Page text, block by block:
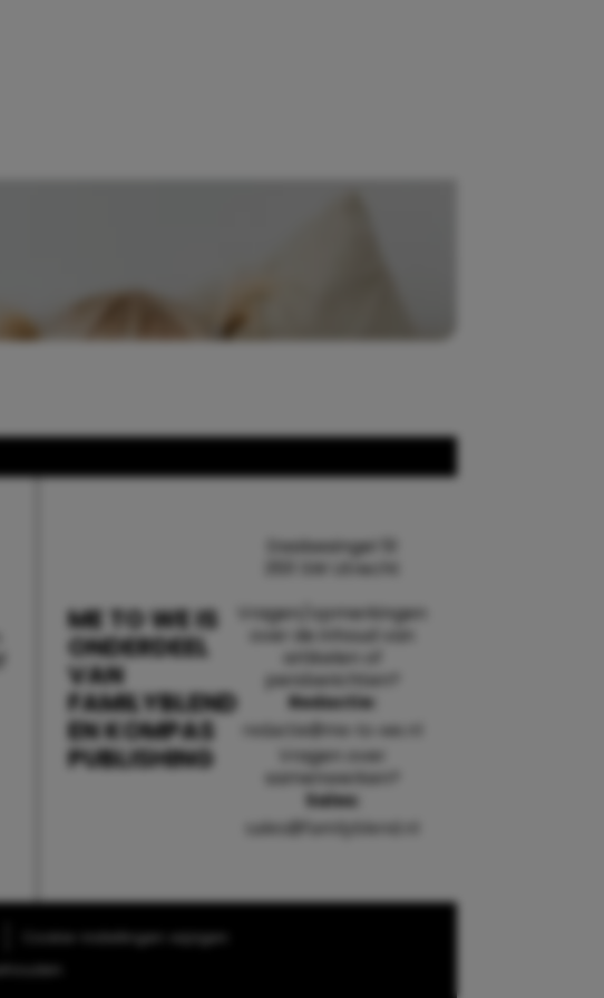
ME TO WE IS
ONDERDEEL
VAN
FAMILYBLEND
EN KOMPAS
PUBLISHING
Daalsesingel 51
3511 SW Utrecht
Vragen/opmerkingen
over de inhoud van
artikelen of
persberichten?
Redactie:
redactie@me-to-we.nl
Vragen over
samenwerken?
Sales:
sales@familyblend.nl
Cookie-instellingen wijzigen